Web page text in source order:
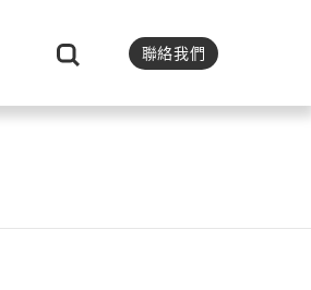
聯絡我們